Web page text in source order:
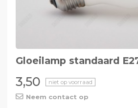
Gloeilamp standaard
3,50 niet op voorraad
Neem contact op